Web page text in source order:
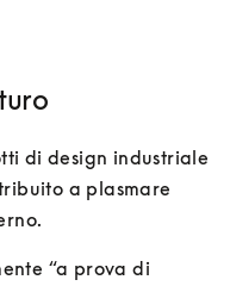
di design industriale
a plasmare
“a prova di